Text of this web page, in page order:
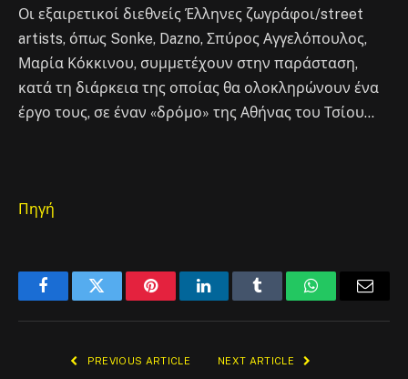
Οι εξαιρετικοί διεθνείς Έλληνες ζωγράφοι/street
artists, όπως Sonke, Dazno, Σπύρος Αγγελόπουλος,
Μαρία Κόκκινου, συμμετέχουν στην παράσταση,
κατά τη διάρκεια της οποίας θα ολοκληρώνουν ένα
έργο τους, σε έναν «δρόμο» της Αθήνας του Τσίου…
Πηγή
FacebookTwitter PinterestLinkedInTumblr WhatsAppEmail
PREVIOUS ARTICLE NEXT ARTICLE